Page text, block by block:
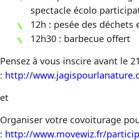
spectacle écolo
12h : pesée des
12h30 : barbecue offert
Pensez à vous inscire avant le
: http://
et
Organiser votre covoiturage
: http://www.movewiz.fr/